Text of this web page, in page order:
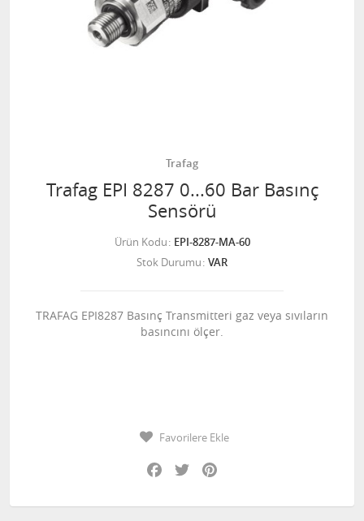
Trafag
Trafag EPI 8287 0...60 Bar Basınç
Sensörü
Ürün Kodu EPI-8287-MA-60
Stok Durumu VAR
TRAFAG EPI8287 Basınç Transmitteri gaz veya sıvıların
basıncını ölçer.
Favorilere Ekle
Facebook
Twitter